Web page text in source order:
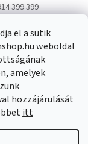
el a sütik
weboldal
amelyek
hozzájárulását
itt
399 399